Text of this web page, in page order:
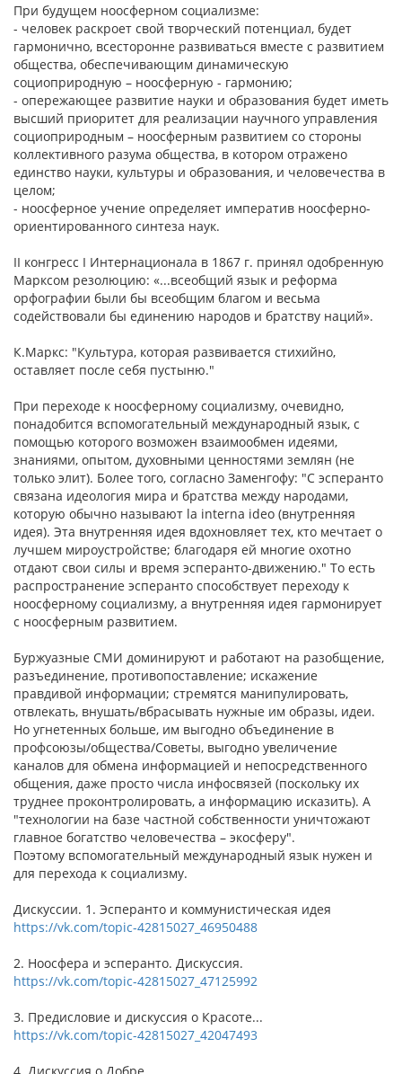
При будущем ноосферном социализме:
- человек раскроет свой творческий потенциал, будет
гармонично, всесторонне развиваться вместе с развитием
общества, обеспечивающим динамическую
социоприродную – ноосферную - гармонию;
- опережающее развитие науки и образования будет иметь
высший приоритет для реализации научного управления
социоприродным – ноосферным развитием со стороны
коллективного разума общества, в котором отражено
единство науки, культуры и образования, и человечества в
целом;
- ноосферное учение определяет императив ноосферно-
ориентированного синтеза наук.
II конгресс I Интернационала в 1867 г. принял одобренную
Марксом резолюцию: «...всеобщий язык и реформа
орфографии были бы всеобщим благом и весьма
содействовали бы единению народов и братству наций».
К.Маркс: "Культура, которая развивается стихийно,
оставляет после себя пустыню."
При переходе к ноосферному социализму, очевидно,
понадобится вспомогательный международный язык, с
помощью которого возможен взаимообмен идеями,
знаниями, опытом, духовными ценностями землян (не
только элит). Более того, согласно Заменгофу: "С эсперанто
связана идеология мира и братства между народами,
которую обычно называют la interna ideo (внутренняя
идея). Эта внутренняя идея вдохновляет тех, кто мечтает о
лучшем мироустройстве; благодаря ей многие охотно
отдают свои силы и время эсперанто-движению." То есть
распространение эсперанто способствует переходу к
ноосферному социализму, а внутренняя идея гармонирует
с ноосферным развитием.
Буржуазные СМИ доминируют и работают на разобщение,
разъединение, противопоставление; искажение
правдивой информации; стремятся манипулировать,
отвлекать, внушать/вбрасывать нужные им образы, идеи.
Но угнетенных больше, им выгодно объединение в
профсоюзы/общества/Советы, выгодно увеличение
каналов для обмена информацией и непосредственного
общения, даже просто числа инфосвязей (поскольку их
труднее проконтролировать, а информацию исказить). А
"технологии на базе частной собственности уничтожают
главное богатство человечества – экосферу".
Поэтому вспомогательный международный язык нужен и
для перехода к социализму.
Дискуссии. 1. Эсперанто и коммунистическая идея
https://vk.com/topic-42815027_46950488
2. Ноосфера и эсперанто. Дискуссия.
https://vk.com/topic-42815027_47125992
3. Предисловие и дискуссия о Красоте...
https://vk.com/topic-42815027_42047493